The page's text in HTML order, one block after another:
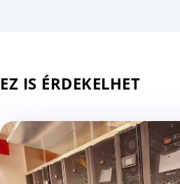
EZ IS ÉRDEKELHET